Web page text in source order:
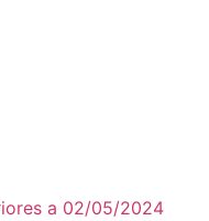
a 02/05/2024